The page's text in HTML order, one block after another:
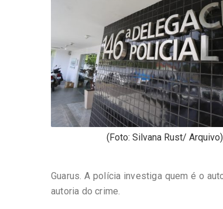
(Foto: Silvana Rust/
Guarus. A polícia investiga quem é o
autoria do crime.